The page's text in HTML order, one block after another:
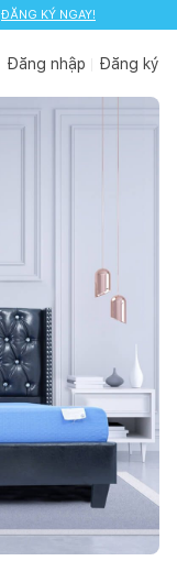
ĐĂNG KÝ NGAY!
Đăng nhập Đăng ký